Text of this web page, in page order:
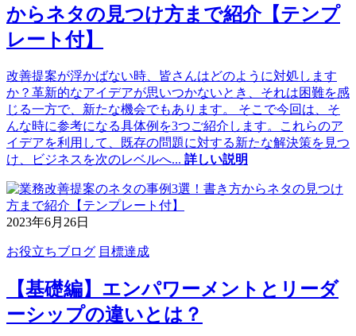
からネタの見つけ方まで紹介【テンプ
レート付】
改善提案が浮かばない時、皆さんはどのように対処します
か？革新的なアイデアが思いつかないとき、それは困難を感
じる一方で、新たな機会でもあります。 そこで今回は、そ
んな時に参考になる具体例を3つご紹介します。これらのア
イデアを利用して、既存の問題に対する新たな解決策を見つ
け、ビジネスを次のレベルへ... 詳しい説明
2023年6月26日
お役立ちブログ 目標達成
【基礎編】エンパワーメントとリーダ
ーシップの違いとは？